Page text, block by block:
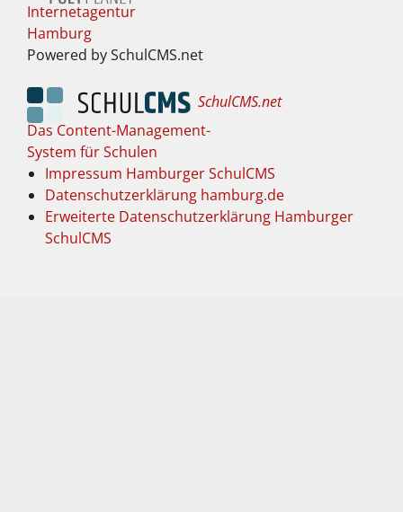
Internetagentur
Hamburg
Powered by SchulCMS.net
SchulCMS.net
Das Content-Management-
System für Schulen
Impressum Hamburger SchulCMS
Datenschutzerklärung hamburg.de
Erweiterte Datenschutzerklärung Hamburger
SchulCMS